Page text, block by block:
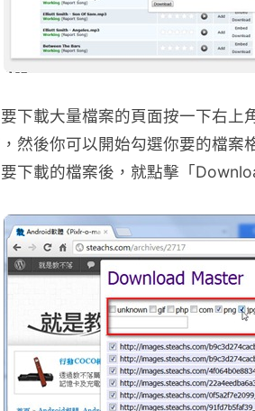
下載大量檔案的頁面按一下右上
然後你可以開始勾選你要的檔案
下載的檔案後，就點擊「